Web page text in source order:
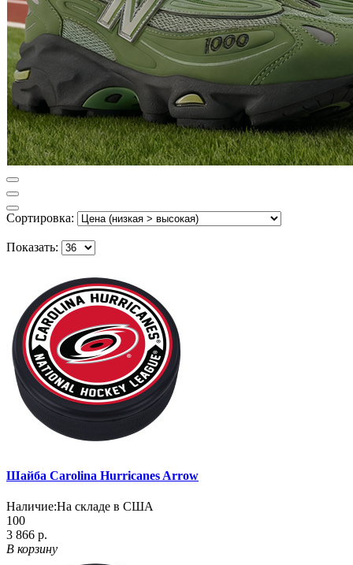
Сортировка:
Показать:
Шайба Carolina Hurricanes Arrow
Наличие:На складе в США
100
3 866 р.
В корзину